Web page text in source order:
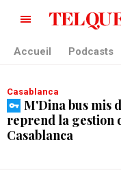
tag blade
Accueil Podcasts
Casablanca
M'Dina bus mis
reprend la gestion
Casablanca